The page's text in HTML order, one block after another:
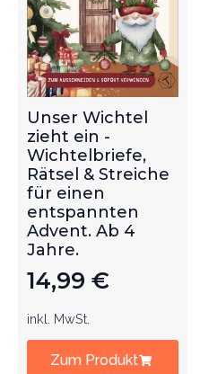
Unser Wichtel
zieht ein -
Wichtelbriefe,
Rätsel & Streiche
für einen
entspannten
Advent. Ab 4
Jahre.
14,99 €
inkl. MwSt.
Zum Produkt